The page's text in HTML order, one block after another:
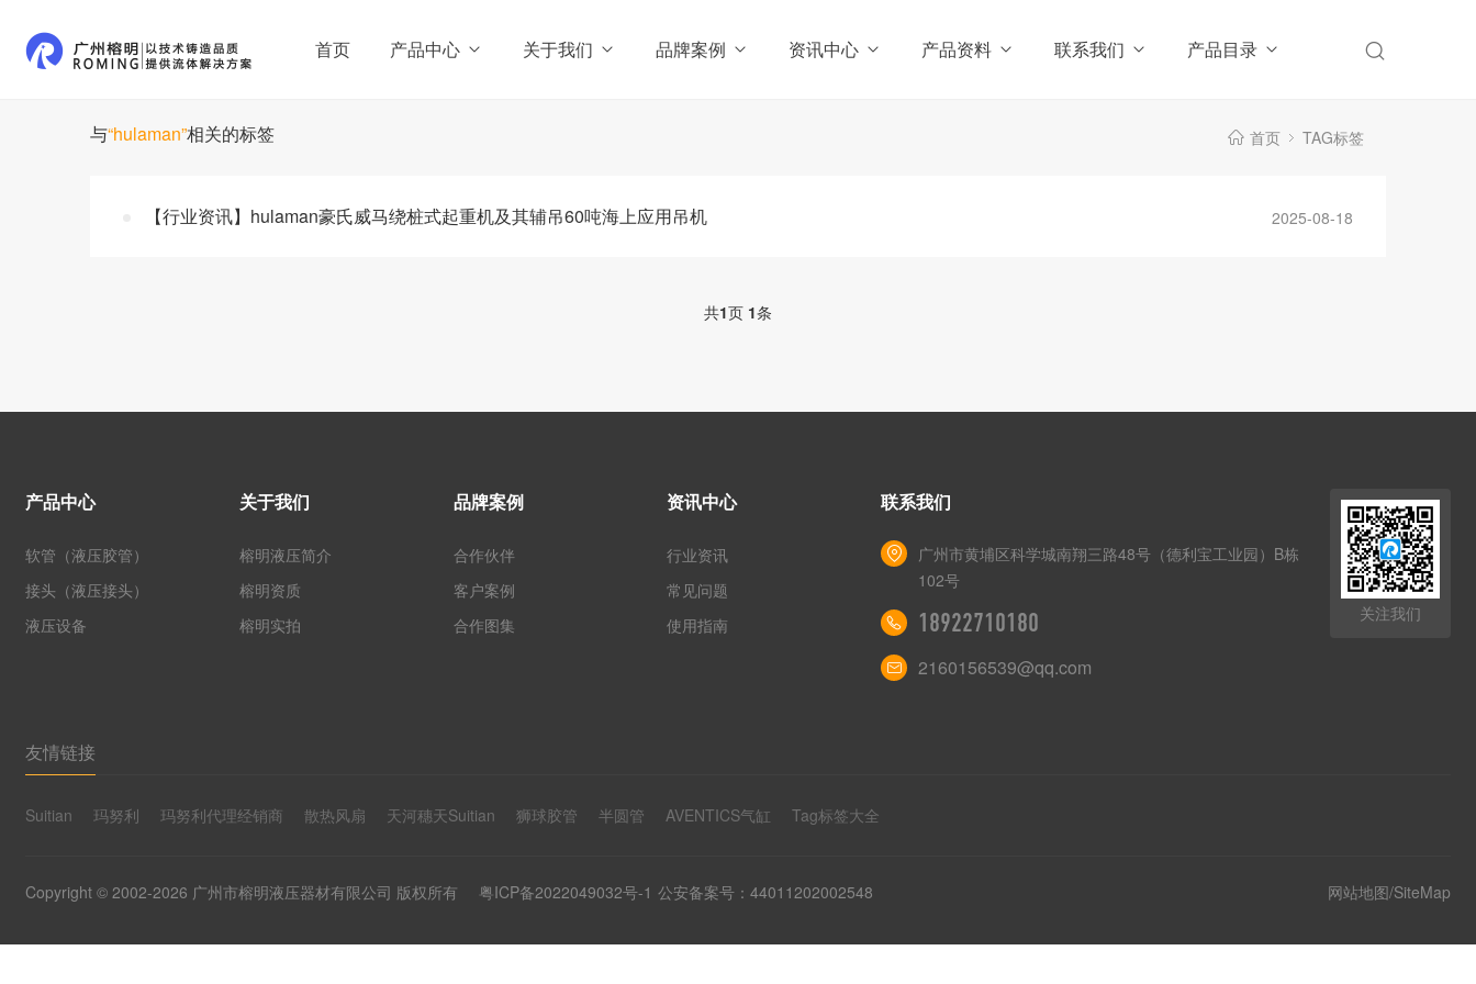
首页 产品中心 关于我们 品牌案例 资讯中心 产品资料 联系我们 产品目录
与“hulaman”相关的标签 首页 TAG标签
【行业资讯】hulaman豪氏威马绕桩式起重机及其辅吊60吨海上应用吊机 2025-08-18
共1页 1条
产品中心
软管（液压胶管）
接头（液压接头）
液压设备
关于我们
榕明液压简介
榕明资质
榕明实拍
品牌案例
合作伙伴
客户案例
合作图集
资讯中心
行业资讯
常见问题
使用指南
联系我们
广州市黄埔区科学城南翔三路48号（德利宝工业园）B栋
102号
18922710180
2160156539@qq.com
关注我们
友情链接
Suitian 玛努利 玛努利代理经销商 散热风扇 天河穗天Suitian 狮球胶管 半圆管 AVENTICS气缸 Tag标签大全
Copyright © 2002-2026 广州市榕明液压器材有限公司 版权所有 粤ICP备2022049032号-1 公安备案号：44011202002548 网站地图/SiteMap